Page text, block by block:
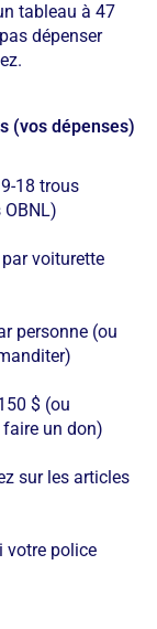
tableau à 47
dépenser
(vos dépenses)
18 trous
voiturette
personne (ou
$ (ou
un don)
sur les articles
votre police